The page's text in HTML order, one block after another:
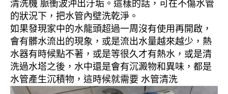
清洗機 脈衝波沖出汙垢。這樣的話，可在不傷水管
的狀況下，把水管內壁洗乾淨。
如果發現家中的水龍頭超過一周沒有使用再開啟，
會有髒水流出的現象，或是流出水量越來越少，熱
水器有時候點不著，或是等很久才有熱水，或是清
洗過水塔之後，水中還是會有沉澱物和異味，都是
水管產生沉積物，這時候就需要 水管清洗